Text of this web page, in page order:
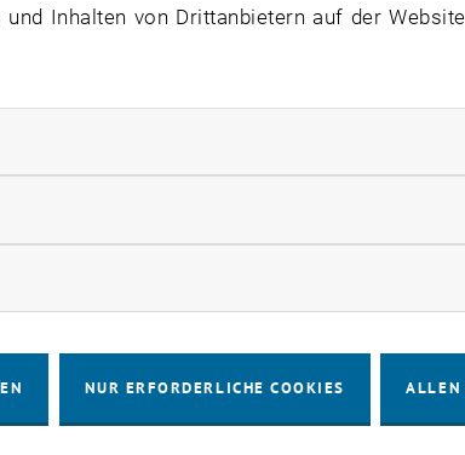
Qualitätsinitiative der Fachgruppe der
Inhalten von Drittanbietern auf der
NUR ERFORDERLICHE COOKIES ALLEN